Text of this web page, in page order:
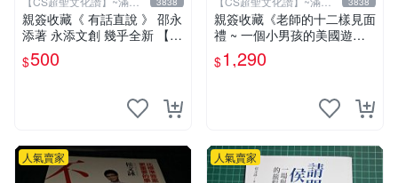
元送運
親簽收藏《 有話直說 》 邵永
添著 永添文創 幾乎全新 【 C
S超聖文化2讚】
$500
元送運
親簽收藏《老師的十二樣見面
禮 ~ 一個小男孩的美國遊學
誌》 簡媜著 INK印刻 民2007
年初版【CS超聖文化2讚】
$1,290
人氣賣家 人氣賣家